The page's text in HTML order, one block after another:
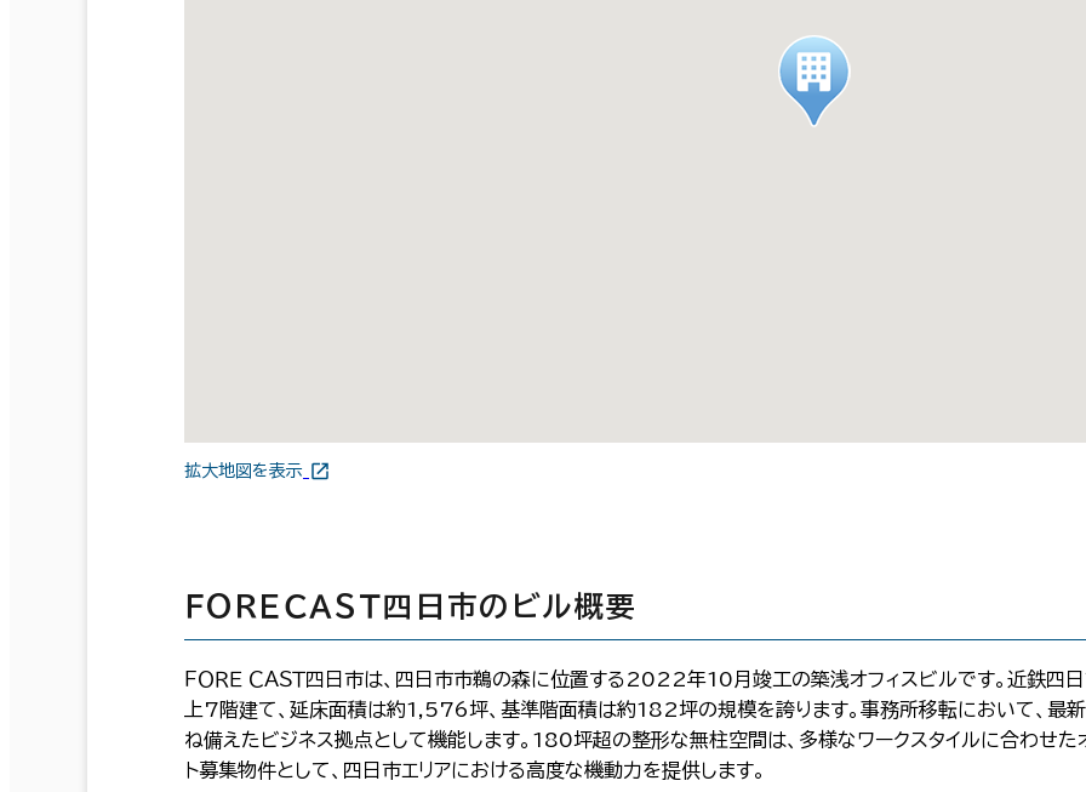
拡大地図を表示
ＦＯＲＥＣＡＳＴ四日市のビル概要
ＦＯＲＥ ＣＡＳＴ四日市は、四日市市鵜の森に位置する2022年10月竣工の築浅オフィスビルです。近鉄四
上7階建て、延床面積は約1,576坪、基準階面積は約182坪の規模を誇ります。事務所移転において、最
ね備えたビジネス拠点として機能します。180坪超の整形な無柱空間は、多様なワークスタイルに合わせた
ト募集物件として、四日市エリアにおける高度な機動力を提供します。